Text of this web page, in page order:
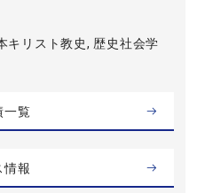
キリスト教史, 歴史社会学
一覧
情報